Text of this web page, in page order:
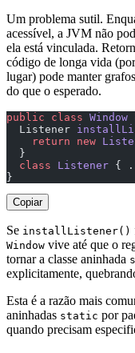
Um problema sutil.
acessível, a JVM não
ela está vinculada.
código de longa vida
lugar) pode manter
do que o esperado.
public class Window
  Listener
    return
new
  }
  class
Listener
}
Copiar
Se installListener()
Window vive até que o
tornar a classe aninhada
explicitamente,
Esta é a razão mais
aninhadas static por
quando precisam